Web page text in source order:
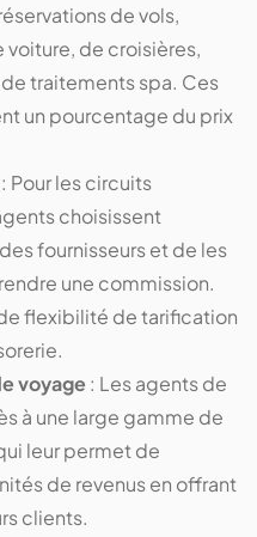
de vols,
de croisières,
traitements spa. Ces
un pourcentage du prix
: Pour les circuits
choisissent
fournisseurs et de les
une commission.
flexibilité de tarification
voyage: Les agents de
à une large gamme de
leur permet de
de revenus en offrant
clients.